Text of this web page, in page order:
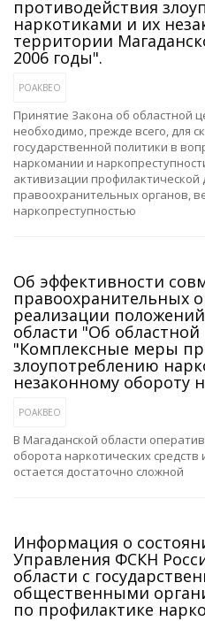
противодействия
наркотиками и их
территории
2006 годы".
РОАКВЕО
Принятие Закона об областной
необходимо, прежде всего, для
государственной политики в
наркомании и
активизации профилактической
правоохранительных органов,
наркопреступностью
Об эффективности
правоохранительных
реализации
области "Об
"Комплексные меры
злоупотреблению
незаконному обороту
РОАКВЕО
В Магаданской области
оборота наркотических
остается достаточно сложной
Информация о
Управления ФСКН
области с
общественными
по профилактике